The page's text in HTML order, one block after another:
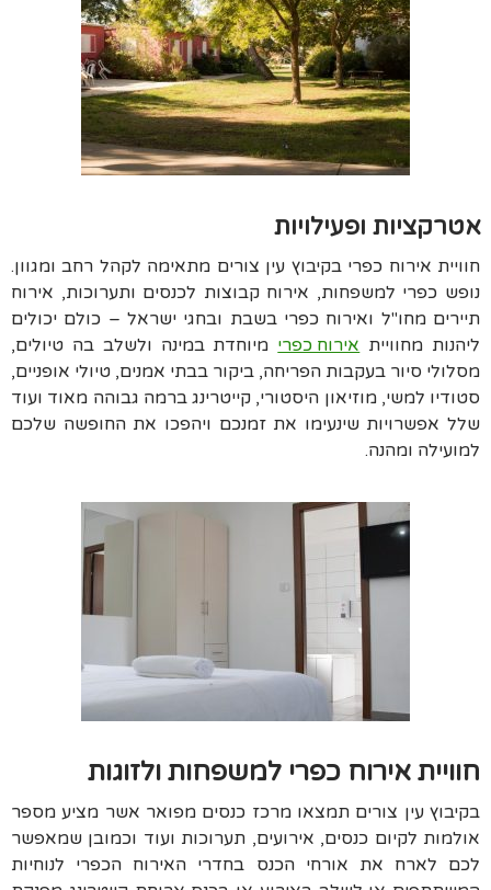
אטרקציות ופעילויות
חוויית אירוח כפרי בקיבוץ עין צורים מתאימה לקהל רחב ומגוון.
נופש כפרי למשפחות, אירוח קבוצות לכנסים ותערוכות, אירוח
תיירים מחו"ל ואירוח כפרי בשבת ובחגי ישראל – כולם יכולים
ליהנות מחוויית אירוח כפרימיוחדת במינה ולשלב בה טיולים,
מסלולי סיור בעקבות הפריחה, ביקור בבתי אמנים, טיולי אופניים,
סטודיו למשי, מוזיאון היסטורי, קייטרינג ברמה גבוהה מאוד ועוד
שלל אפשרויות שינעימו את זמנכם ויהפכו את החופשה שלכם
למועילה ומהנה.
חוויית אירוח כפרי למשפחות ולזוגות
בקיבוץ עין צורים תמצאו מרכז כנסים מפואר אשר מציע מספר
אולמות לקיום כנסים, אירועים, תערוכות ועוד וכמובן שמאפשר
לכם לארח את אורחי הכנס בחדרי האירוח הכפרי לנוחיות